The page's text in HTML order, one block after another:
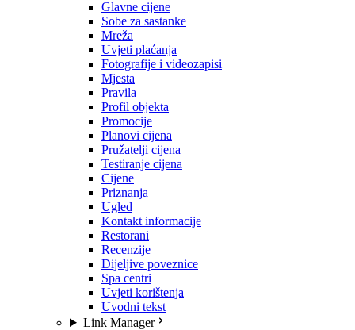
Glavne cijene
Sobe za sastanke
Mreža
Uvjeti plaćanja
Fotografije i videozapisi
Mjesta
Pravila
Profil objekta
Promocije
Planovi cijena
Pružatelji cijena
Testiranje cijena
Cijene
Priznanja
Ugled
Kontakt informacije
Restorani
Recenzije
Dijeljive poveznice
Spa centri
Uvjeti korištenja
Uvodni tekst
Link Manager